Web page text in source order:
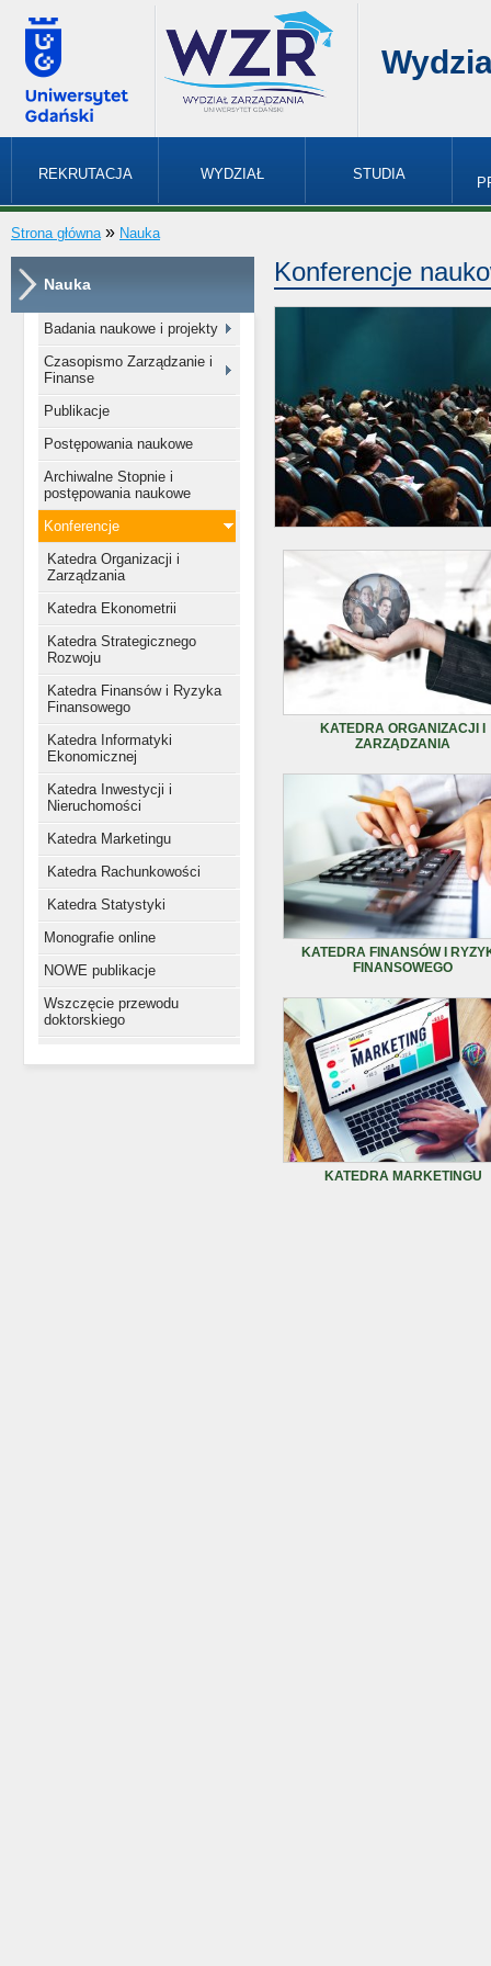
REKRUTACJA WYDZIAŁ STUDIA
Strona główna » Nauka
Nauka
Badania naukowe i projekty
Czasopismo Zarządzanie i
Finanse
Publikacje
Postępowania naukowe
Archiwalne Stopnie i
postępowania naukowe
Konferencje
Katedra Organizacji i
Zarządzania
Katedra Ekonometrii
Katedra Strategicznego
Rozwoju
Katedra Finansów i Ryzyka
Finansowego
Katedra Informatyki
Ekonomicznej
Katedra Inwestycji i
Nieruchomości
Katedra Marketingu
Katedra Rachunkowości
Katedra Statystyki
Monografie online
NOWE publikacje
Wszczęcie przewodu
doktorskiego
Konferencje
KATEDRA ORGANIZACJI I
ZARZĄDZANIA
KATEDRA FINANSÓW I
FINANSOWEGO
KATEDRA MARKETINGU